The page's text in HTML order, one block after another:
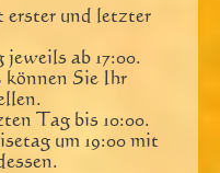
und letzter
ab 17:00.
können Sie Ihr
Tag bis 10:00.
um 19:00 mit